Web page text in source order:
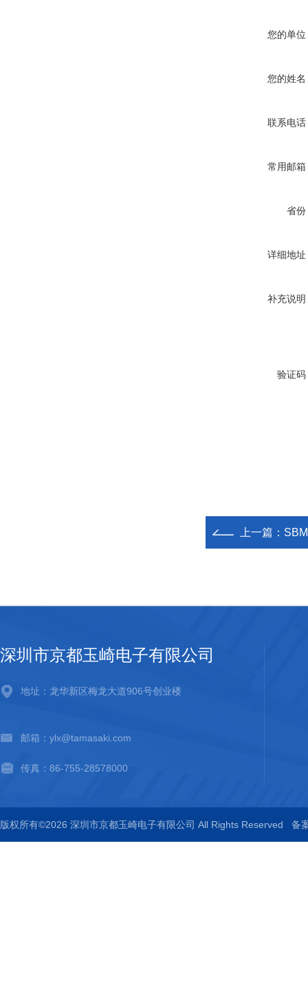
您的单位
您的姓名
联系电话
常用邮箱
省份
详细地址
补充说明
验证码
上一篇：
深圳市京都玉崎电子有限公司
地址：龙华新区梅龙大道906号创业楼
邮箱：ylx@tamasaki.com
传真：86-755-28578000
版权所有©2026 深圳市京都玉崎电子有限公司 All Rights Reserved 备